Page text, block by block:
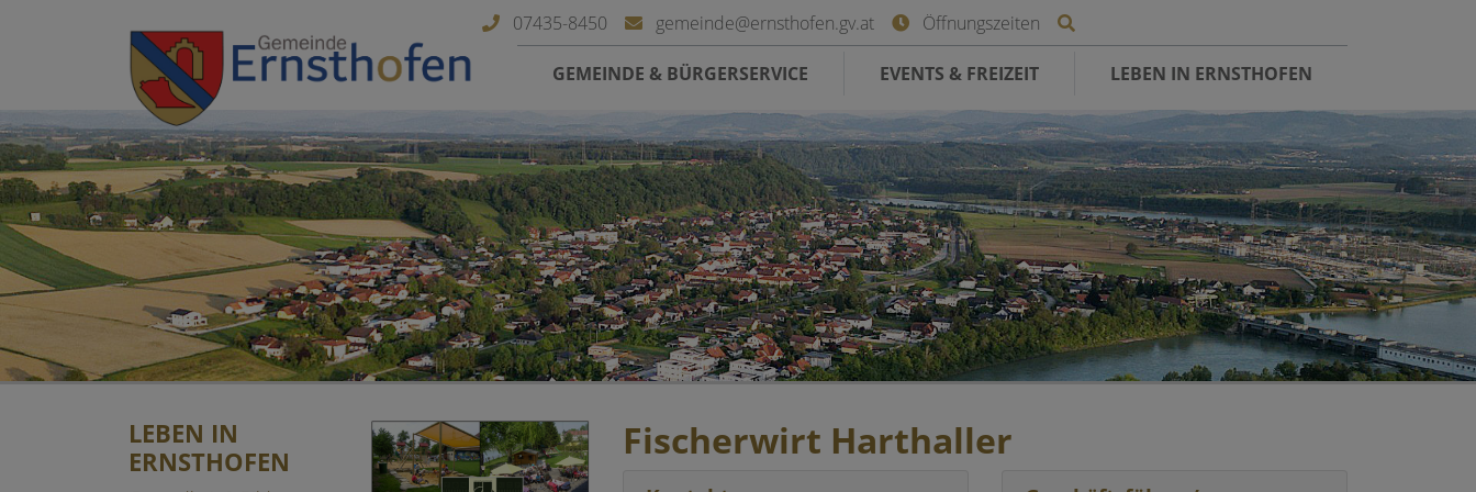
07435-8450 gemeinde@ernsthofen.gv.at Öffnungszeiten
GEMEINDE & BÜRGERSERVICE EVENTS & FREIZEIT LEBEN IN ERNSTHOFEN
LEBEN IN
ERNSTHOFEN
Fischerwirt Harthaller